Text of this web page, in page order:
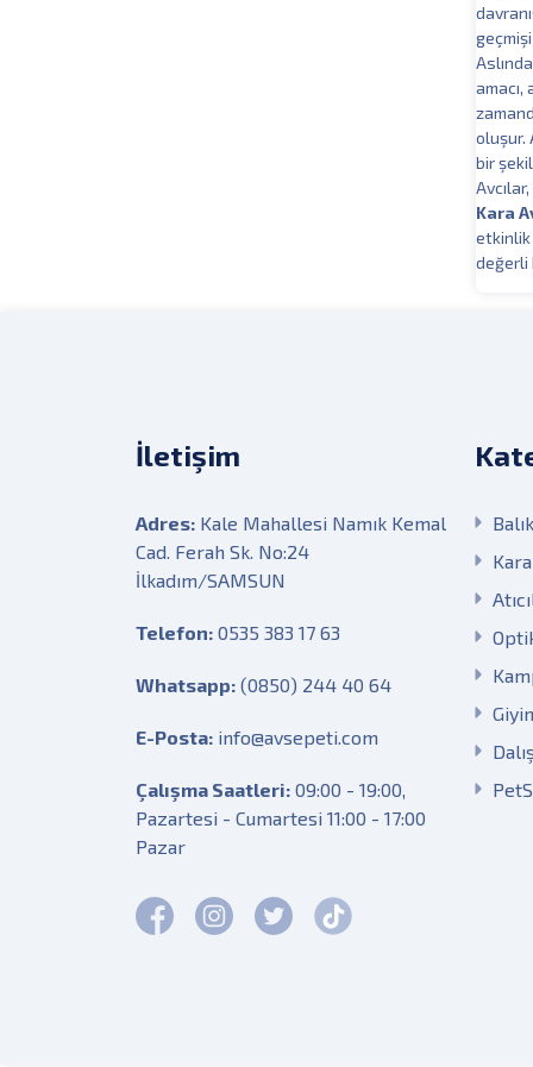
amacı,
oluşur.
bir
Kara
etkinlik
değerli
İletişim
Adres: Kale Mahallesi Namık Kemal
Cad. Ferah Sk. No:24
İlkadım/SAMSUN
Telefon: 0535 383 17 63
Whatsapp: (0850) 244 40 64
E-Posta: info@avsepeti.com
Çalışma Saatleri: 09:00 - 19:00,
Pazartesi - Cumartesi 11:00 - 17:00
Pazar
Kara